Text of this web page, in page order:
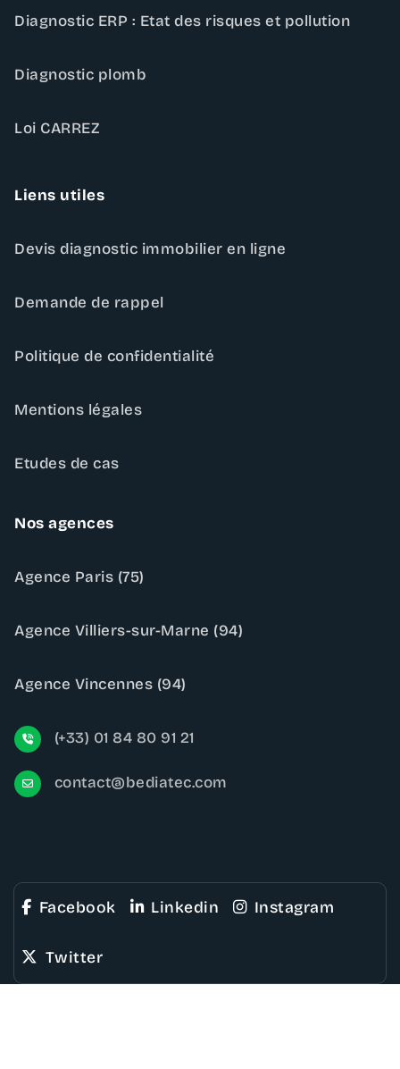
Diagnostic ERP : Etat des risques et pollution
Diagnostic plomb
Loi CARREZ
Liens utiles
Devis diagnostic immobilier en ligne
Demande de rappel
Politique de confidentialité
Mentions légales
Etudes de cas
Nos agences
Agence Paris (75)
Agence Villiers-sur-Marne (94)
Agence Vincennes (94)
(+33) 01 84 80 91 21
contact@bediatec.com
Facebook Linkedin Instagram
Twitter